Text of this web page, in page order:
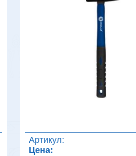
Артикул:
Цена: